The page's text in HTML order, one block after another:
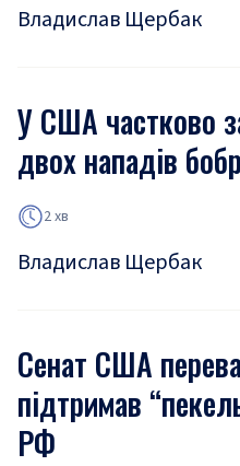
Владислав Щербак
У США частково
двох нападів
2 хв
Владислав Щербак
Сенат США
підтримав
РФ